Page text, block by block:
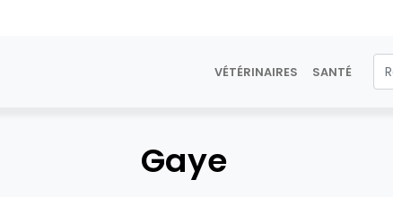
VÉTÉRINAIRES SANTÉ
Gaye